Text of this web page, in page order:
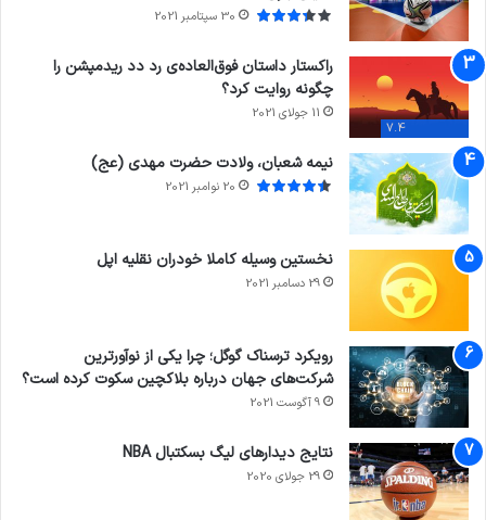
30 سپتامبر 2021
7.4
راکستار داستان فوق‌العاده‌ی رد دد ریدمپشن را
چگونه روایت کرد؟
11 جولای 2021
نیمه شعبان، ولادت حضرت مهدی (عج)
20 نوامبر 2021
نخستین وسیله کاملا خودران نقلیه اپل
29 دسامبر 2021
رویکرد ترسناک گوگل؛ چرا یکی از نوآورترین
شرکت‌های جهان درباره بلاکچین سکوت کرده است؟
9 آگوست 2021
نتایج دیدار‌های لیگ بسکتبال NBA
29 جولای 2020